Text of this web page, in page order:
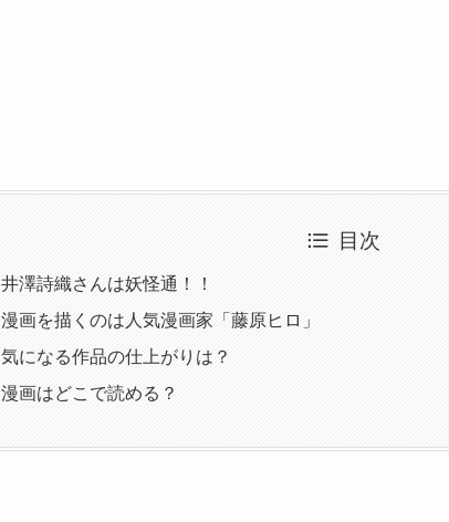
目次
井澤詩織さんは妖怪通！！
漫画を描くのは人気漫画家「藤原ヒロ」
気になる作品の仕上がりは？
漫画はどこで読める？